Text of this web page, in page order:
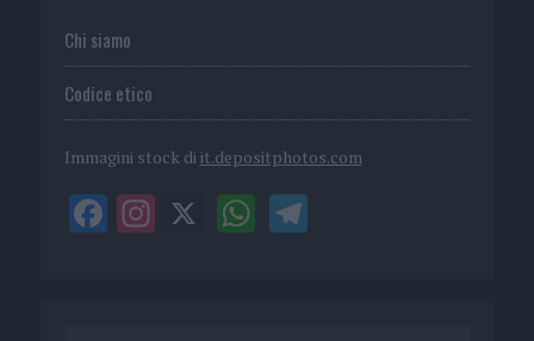
Chi siamo
Codice etico
Immagini stock di it.depositphotos.com